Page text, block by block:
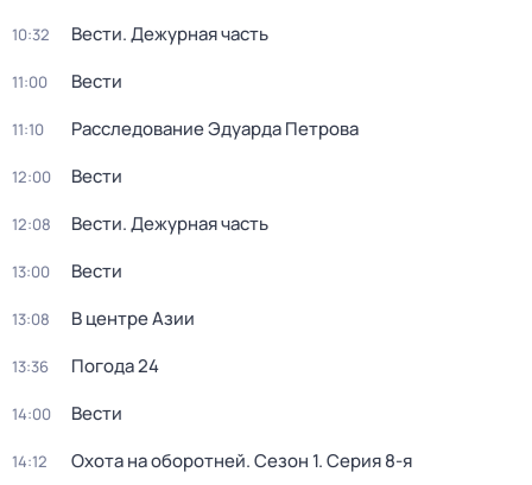
10:32 Вести. Дежурная часть
11:00 Вести
11:10 Расследование Эдуарда Петрова
12:00 Вести
12:08 Вести. Дежурная часть
13:00 Вести
13:08 В центре Азии
13:36 Погода 24
14:00 Вести
14:12 Охота на оборотней. Сезон 1. Серия 8-я